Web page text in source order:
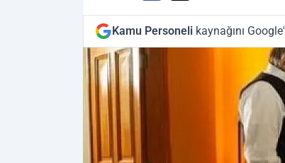
Kamu Personeli kaynağını